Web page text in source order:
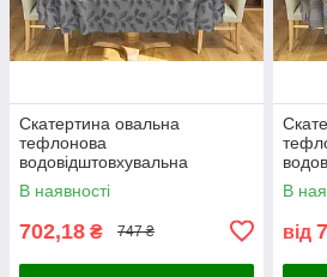
Скатертина овальна
тефлонова
водовідштовхувальна
бавовняна білий
геометричний візерунок на
В наявності
702,18 ₴ 747 ₴
В
від